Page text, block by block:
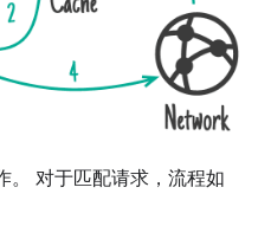
。 对于匹配请求，流程如